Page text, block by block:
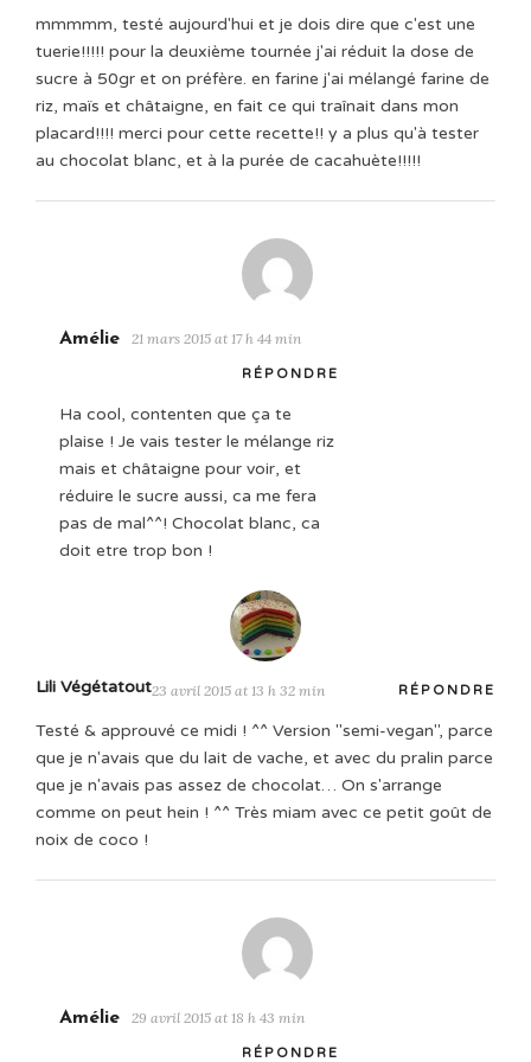
mmmmm, testé aujourd'hui et je dois dire que c'est une
tuerie!!!!! pour la deuxième tournée j'ai réduit la dose de
sucre à 50gr et on préfère. en farine j'ai mélangé farine de
riz, maïs et châtaigne, en fait ce qui traînait dans mon
placard!!!! merci pour cette recette!! y a plus qu'à tester
au chocolat blanc, et à la purée de cacahuète!!!!!
Amélie 21 mars 2015 at 17 h 44 min
RÉPONDRE
Ha cool, contenten que ça te
plaise ! Je vais tester le mélange riz
mais et châtaigne pour voir, et
réduire le sucre aussi, ca me fera
pas de mal^^! Chocolat blanc, ca
doit etre trop bon !
Lili Végétatout23 avril 2015 at 13 h 32 min RÉPONDRE
Testé & approuvé ce midi ! ^^ Version "semi-vegan", parce
que je n'avais que du lait de vache, et avec du pralin parce
que je n'avais pas assez de chocolat… On s'arrange
comme on peut hein ! ^^ Très miam avec ce petit goût de
noix de coco !
Amélie 29 avril 2015 at 18 h 43 min
RÉPONDRE